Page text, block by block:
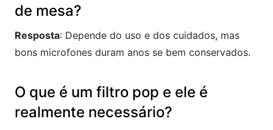
de mesa?
Resposta: Depende do uso e dos cuidados, mas
bons microfones duram anos se bem conservados.
O que é um filtro pop e ele é
realmente necessário?